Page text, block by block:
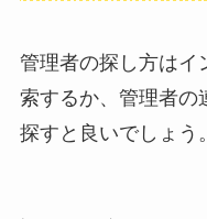
管理者の探し方はイ
索するか、管理者の
探すと良いでしょう。